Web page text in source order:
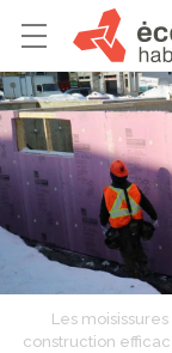
Les
construction